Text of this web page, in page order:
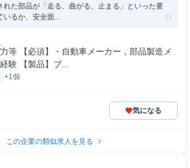
れた部品が「走る、曲がる、止まる」といった要
いるか、安全面...
等 【必須】・自動車メーカー，部品製造メ
験 【製品】ブ...
+1個
気になる
この企業の類似求人を見る